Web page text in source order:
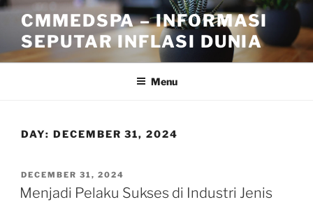
Skip
content
CMMEDSPA – INFORMASI
SEPUTAR INFLASI DUNIA
Menu
DAY: DECEMBER 31, 2024
POSTED
ON
DECEMBER 31, 2024
Menjadi Pelaku Sukses di Industri Jenis